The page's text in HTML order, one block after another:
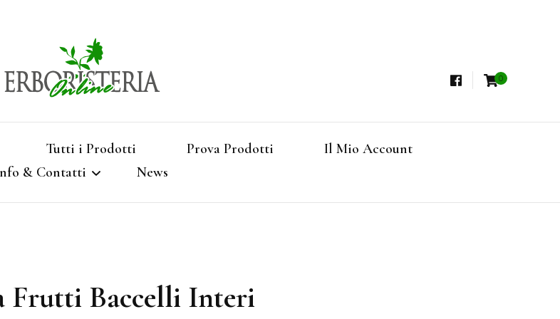
Erboristeria
Online
Botaniche, Erbe e Spezie Officinali, Tisane Terapeutiche Esclusive, Tè Pregiati
0
Tutti i Prodotti Prova Prodotti
Il Mio Account
& Contatti
Privacy e Cookies
News
Frutti Baccelli Interi